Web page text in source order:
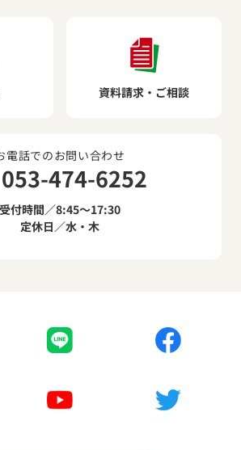
資料請求・ご相談
電話でのお問い合わせ
053-474-6252
受付時間／8:45～17:30
定休日／水・木